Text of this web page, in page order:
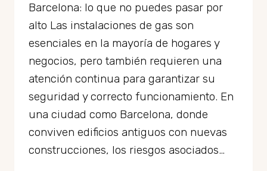
Barcelona: lo que no puedes pasar por
alto Las instalaciones de gas son
esenciales en la mayoría de hogares y
negocios, pero también requieren una
atención continua para garantizar su
seguridad y correcto funcionamiento. En
una ciudad como Barcelona, donde
conviven edificios antiguos con nuevas
construcciones, los riesgos asociados…